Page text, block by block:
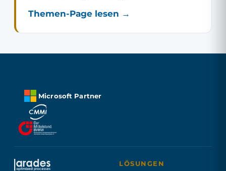
Themen-Page lesen →
Microsoft Partner
LÖSUNGEN